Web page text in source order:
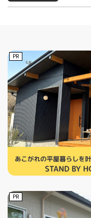
PR
PR